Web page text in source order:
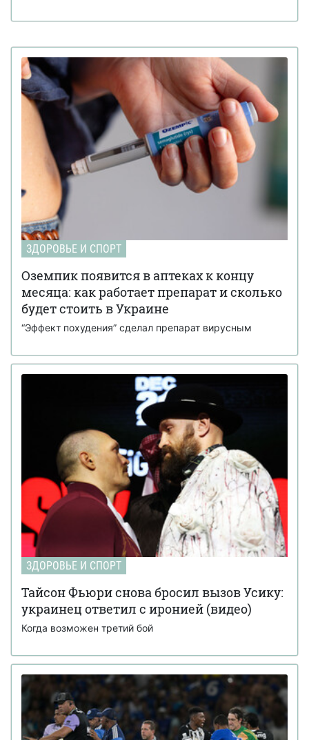
ЗДОРОВЬЕ И СПОРТ
Оземпик появится в аптеках к концу
месяца: как работает препарат и сколько
будет стоить в Украине
“Эффект похудения” сделал препарат вирусным
ЗДОРОВЬЕ И СПОРТ
Тайсон Фьюри снова бросил вызов Усику:
украинец ответил с иронией (видео)
Когда возможен третий бой